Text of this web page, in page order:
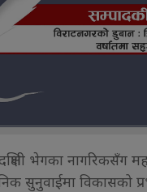
भेगका नागरिकसँग
सुनुवाईमा विकासको